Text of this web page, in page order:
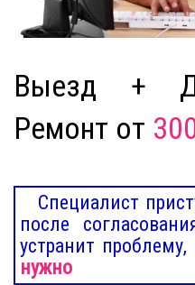
Выезд +
Ремонт от
Специалист
после
устранит проблему,
нужно